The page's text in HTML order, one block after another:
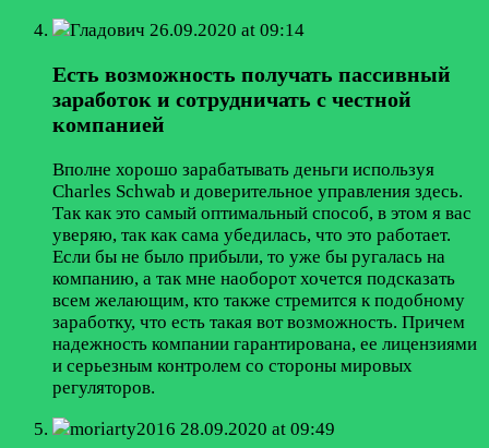
Гладович 26.09.2020 at 09:14
Есть возможность получать пассивный
заработок и сотрудничать с честной
компанией
Вполне хорошо зарабатывать деньги используя
Charles Schwab и доверительное управления здесь.
Так как это самый оптимальный способ, в этом я вас
уверяю, так как сама убедилась, что это работает.
Если бы не было прибыли, то уже бы ругалась на
компанию, а так мне наоборот хочется подсказать
всем желающим, кто также стремится к подобному
заработку, что есть такая вот возможность. Причем
надежность компании гарантирована, ее лицензиями
и серьезным контролем со стороны мировых
регуляторов.
moriarty2016 28.09.2020 at 09:49